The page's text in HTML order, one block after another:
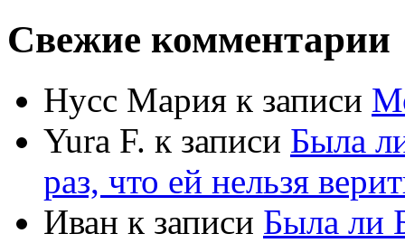
Свежие комментарии
Нусс Мария к записи
Yura F. к записи Была
раз, что ей нельзя
Иван к записи Была ли